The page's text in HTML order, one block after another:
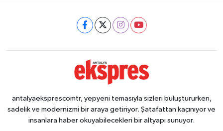
antalyaeksprescomtr, yepyeni temasıyla sizleri buluştururken,
sadelik ve modernizmi bir araya getiriyor. Şatafattan kaçınıyor ve
insanlara haber okuyabilecekleri bir altyapı sunuyor.